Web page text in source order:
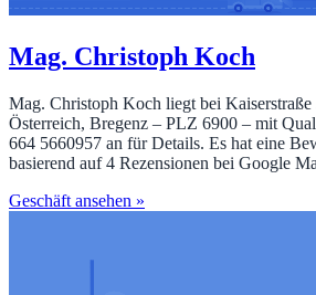
Mag. Christoph Koch
Mag. Christoph Koch liegt bei Kaiserstraße
Österreich, Bregenz – PLZ 6900 – mit
664 5660957 an für Details. Es hat eine
basierend auf 4 Rezensionen bei Google
Geschäft ansehen »